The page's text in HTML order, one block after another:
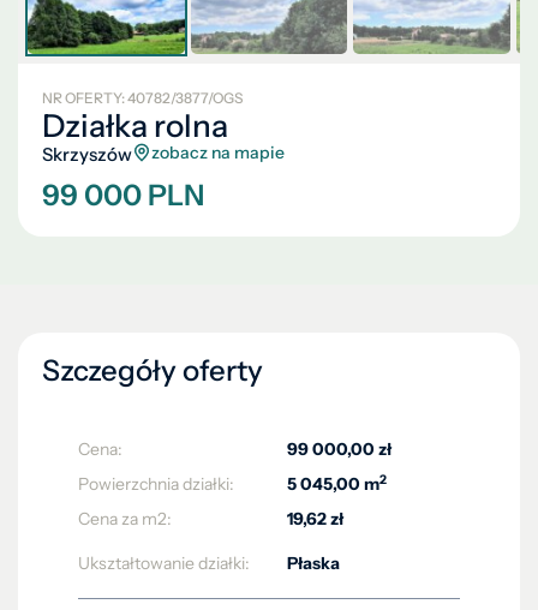
NR OFERTY: 40782/3877/OGS
Działka rolna
Skrzyszów zobacz na mapie
99 000 PLN
Szczegóły oferty
Cena:
99 000,00 zł
Powierzchnia działki:
5 045,00 m2
Cena za m2: 19,62 zł
Ukształtowanie działki: Płaska